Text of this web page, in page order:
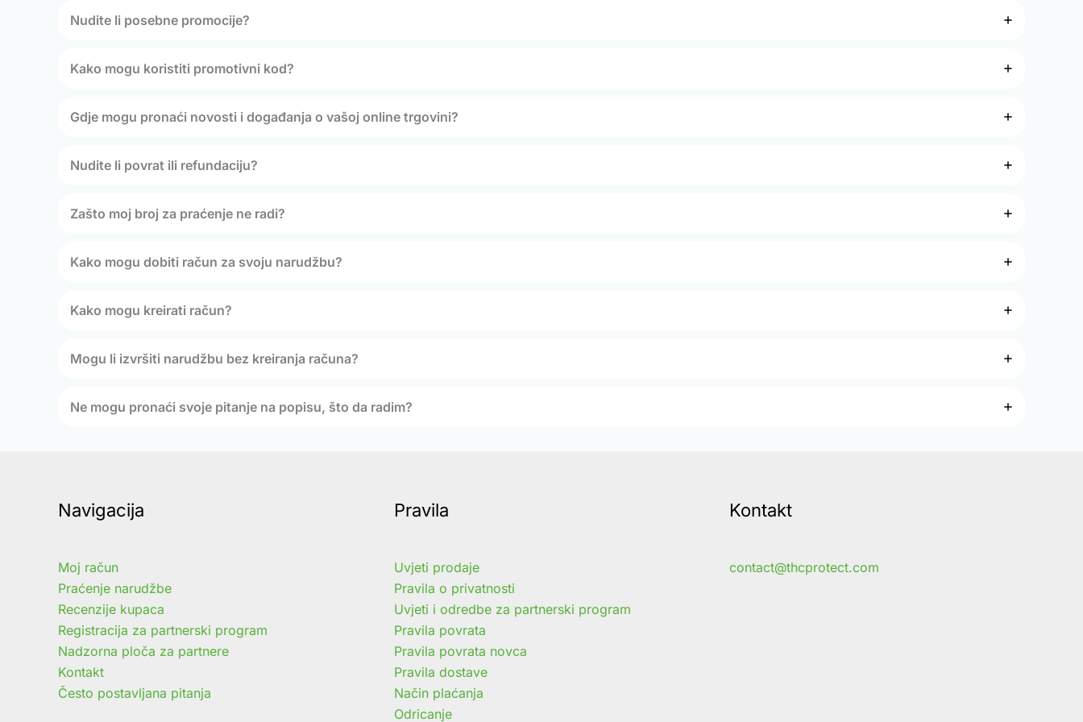
Nudite li posebne promocije?
Kako mogu koristiti promotivni kod?
Gdje mogu pronaći novosti i događanja o vašoj online trgovini?
Nudite li povrat ili refundaciju?
Zašto moj broj za praćenje ne radi?
Kako mogu dobiti račun za svoju narudžbu?
Kako mogu kreirati račun?
Mogu li izvršiti narudžbu bez kreiranja računa?
Ne mogu pronaći svoje pitanje na popisu, što da radim?
Navigacija
Moj račun
Praćenje narudžbe
Recenzije kupaca
Registracija za partnerski program
Nadzorna ploča za partnere
Kontakt
Često postavljana pitanja
Pravila
Uvjeti prodaje
Pravila o privatnosti
Uvjeti i odredbe za partnerski program
Pravila povrata
Pravila povrata novca
Pravila dostave
Način plaćanja
Odricanje
Kontakt
contact@thcprotect.com